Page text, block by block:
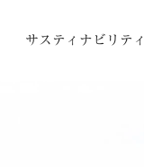
サスティナビリティ